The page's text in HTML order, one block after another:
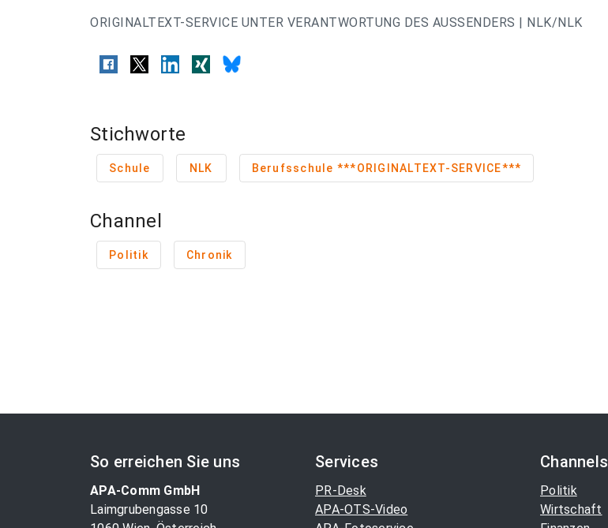
ORIGINALTEXT-SERVICE UNTER VERANTWORTUNG DES AUSSENDERS | NLK/NLK
Stichworte
Schule NLK Berufsschule ***ORIGINALTEXT-SERVICE***
Channel
Politik Chronik
So erreichen Sie uns
APA-Comm GmbH
Laimgrubengasse 10
Services
PR-Desk
APA-OTS-Video
Channels
Politik
Wirtschaft